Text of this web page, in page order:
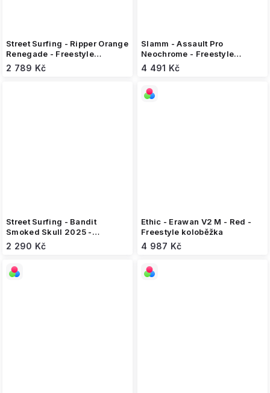
Street Surfing - Ripper Orange
Renegade - Freestyle
koloběžka
2 789 Kč
Slamm - Assault Pro
Neochrome - Freestyle
koloběžka
4 491 Kč
Street Surfing - Bandit
Smoked Skull 2025 -
Freestyle koloběžka
2 290 Kč
Ethic - Erawan V2 M - Red -
Freestyle koloběžka
4 987 Kč